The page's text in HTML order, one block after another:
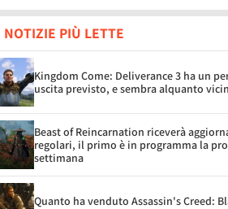
NOTIZIE PIÙ LETTE
Kingdom Come: Deliverance 3 ha un
uscita previsto, e sembra alquanto
Beast of Reincarnation riceverà
regolari, il primo è in programma la
settimana
Quanto ha venduto Assassin's Creed: